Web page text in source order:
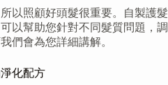
以照顧好頭髮很重要。自製護髮
以幫助您針對不同髮質問題，調
們會為您詳細講解。
化配方